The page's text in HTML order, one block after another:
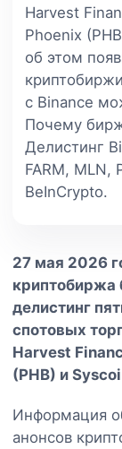
Harvest
Phoenix
об этом
с Binance
Почему
Делистинг
FARM, MLN,
BeInCrypto.
27 мая 2026
криптобиржа
делистинг
спотовых
Harvest
(PHB) и
Информация
анонсов